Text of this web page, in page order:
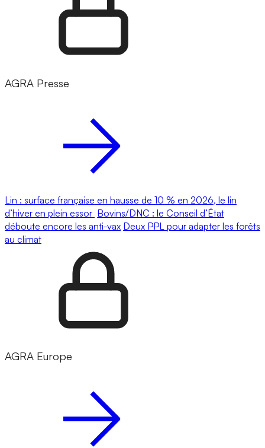
AGRA Presse
Lin : surface française en hausse de 10 % en 2026, le lin
d’hiver en plein essor Bovins/DNC : le Conseil d’État
déboute encore les anti-vax Deux PPL pour adapter les forêts
au climat
AGRA Europe